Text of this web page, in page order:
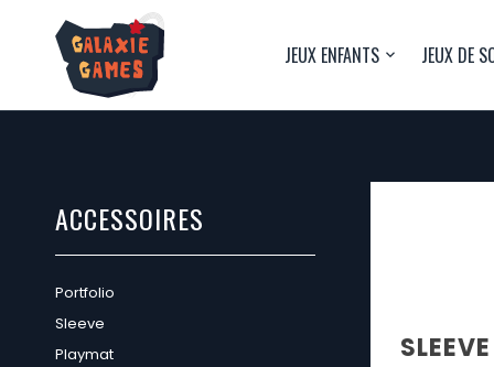
JEUX ENFANTS JEUX DE
ACCESSOIRES
Portfolio
Sleeve
Playmat
SLEEVE